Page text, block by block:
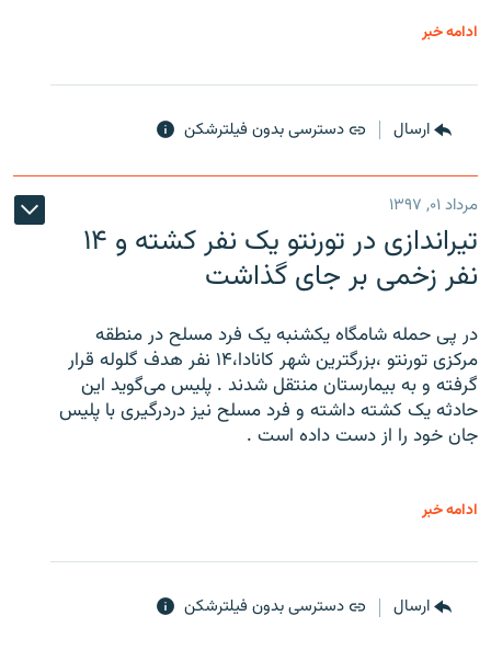
ادامه خبر
ارسال دسترسی بدون فیلترشکن
مرداد ۰۱, ۱۳۹۷
تیراندازی در تورنتو یک نفر کشته و ۱۴
نفر زخمی بر جای گذاشت
در پی حمله شامگاه یکشنبه یک فرد مسلح در منطقه
مرکزی تورنتو ،‌بزرگترین شهر کانادا،۱۴ نفر هدف گلوله قرار
گرفته و به بیمارستان منتقل شدند . پلیس می‌گوید این
حادثه یک کشته داشته و فرد مسلح نیز دردرگیری با پلیس
جان خود را از دست داده است .
ادامه خبر
ارسال دسترسی بدون فیلترشکن